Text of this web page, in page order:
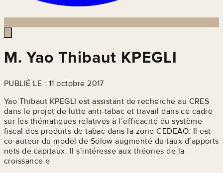
M. Yao Thibaut KPEGLI
PUBLIÉ LE : 11 octobre 2017
Yao Thibaut KPEGLI est assistant de recherche au CRES
dans le projet de lutte anti-tabac et travail dans ce cadre
sur les thématiques relatives à l’efficacité du système
fiscal des produits de tabac dans la zone CEDEAO. Il est
co-auteur du model de Solow augmenté du taux d’apports
nets de capitaux. Il s’intéresse aux théories de la
croissance e